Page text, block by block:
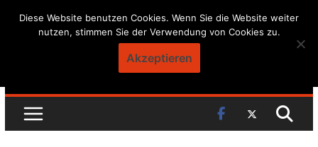
SkipDiese Website benutzen Cookies. Wenn Sie die Website weiter
nutzen, stimmen Sie der Verwendung von Cookies zu.
Akzeptieren